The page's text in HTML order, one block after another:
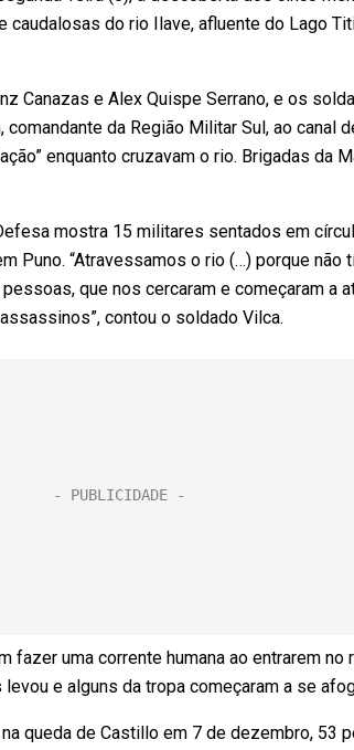
caudalosas do rio Ilave, afluente do Lago
Canazas e Alex Quispe Serrano, e os
da Região Militar Sul, ao canal
enquanto cruzavam o rio. Brigadas da
mostra 15 militares sentados em
Puno. “Atravessamos o rio (…) porque não
que nos cercaram e começaram a
contou o soldado Vilca.
fazer uma corrente humana ao entrarem no
e alguns da tropa começaram a se
queda de Castillo em 7 de dezembro, 53